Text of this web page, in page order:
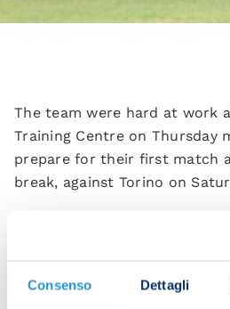
Consenso Dettagli
The team were hard at work
Training Centre on Thursday
prepare for their first match
break, against Torino on
squad then moved on to